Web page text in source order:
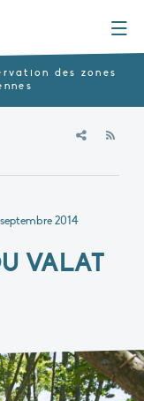
des zones
2014
VALAT